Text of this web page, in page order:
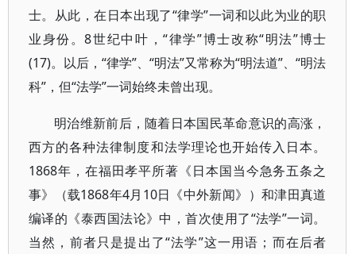
士。从此，在日本出现了“律学”一词和以此为业的职
业身份。8世纪中叶，“律学”博士改称“明法”博士
(17)。以后，“律学”、“明法”又常称为“明法道”、“明法
科”，但“法学”一词始终未曾出现。
明治维新前后，随着日本国民革命意识的高涨，
西方的各种法律制度和法学理论也开始传入日本。
1868年，在福田孝平所著《日本国当今急务五条之
事》（载1868年4月10日《中外新闻》）和津田真道
编译的《泰西国法论》中，首次使用了“法学”一词。
当然，前者只是提出了“法学”这一用语；而在后者